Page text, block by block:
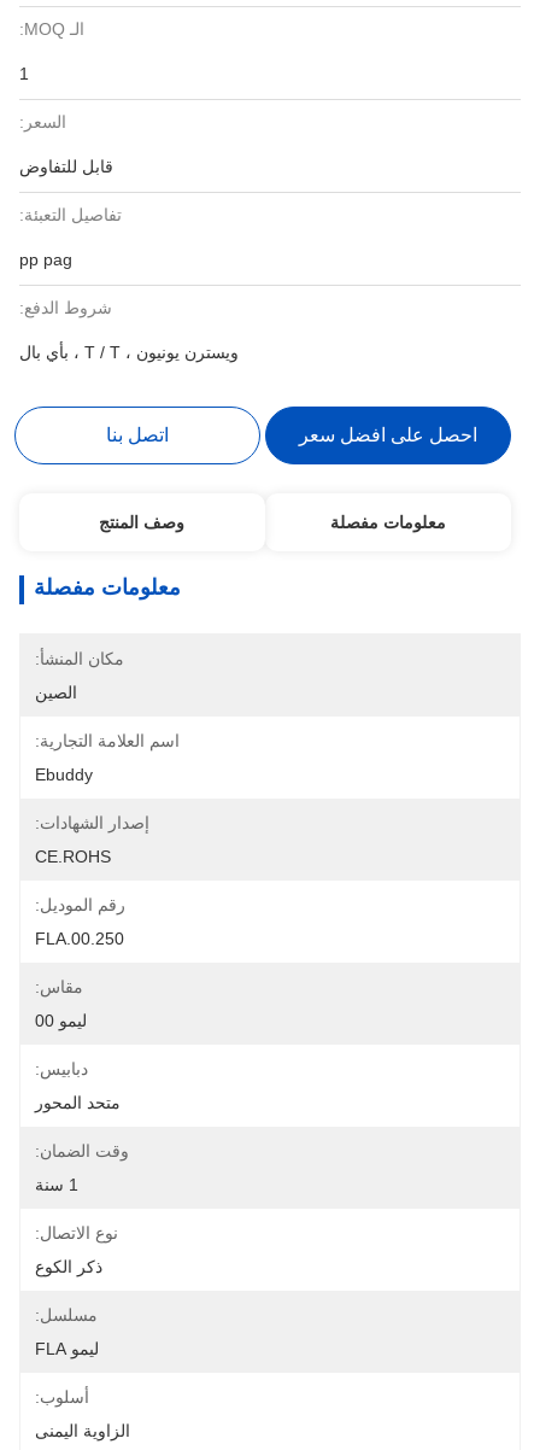
الـ MOQ:
1
السعر:
قابل للتفاوض
تفاصيل التعبئة:
pp pag
شروط الدفع:
ويسترن يونيون ، T / T ، بأي بال
احصل على افضل سعر اتصل بنا
معلومات مفصلة وصف المنتج
معلومات مفصلة
مكان المنشأ:
الصين
اسم العلامة التجارية:
Ebuddy
إصدار الشهادات:
CE.ROHS
رقم الموديل:
FLA.00.250
مقاس:
ليمو 00
دبابيس:
متحد المحور
وقت الضمان:
1 سنة
نوع الاتصال:
ذكر الكوع
مسلسل:
ليمو FLA
أسلوب:
الزاوية اليمنى